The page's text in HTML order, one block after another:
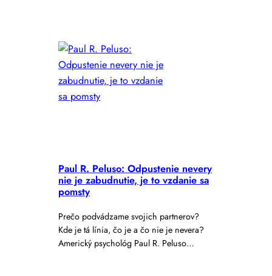
Paul R. Peluso: Odpustenie nevery
nie je zabudnutie, je to vzdanie sa
pomsty
Prečo podvádzame svojich partnerov?
Kde je tá línia, čo je a čo nie je nevera?
Americký psychológ Paul R. Peluso…